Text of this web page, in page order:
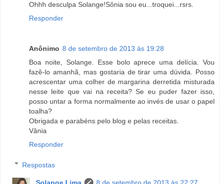
Ohhh desculpa Solange!Sônia sou eu...troquei...rsrs.
Responder
Anônimo 8 de setembro de 2013 às 19:28
Boa noite, Solange. Esse bolo aprece uma delícia. Vou
fazê-lo amanhã, mas gostaria de tirar uma dúvida. Posso
acrescentar uma colher de margarina derretida misturada
nesse leite que vai na receita? Se eu puder fazer isso,
posso untar a forma normalmente ao invés de usar o papel
toalha?
Obrigada e parabéns pelo blog e pelas receitas.
Vânia
Responder
Respostas
Solange Lima
8 de setembro de 2013 às 22:27